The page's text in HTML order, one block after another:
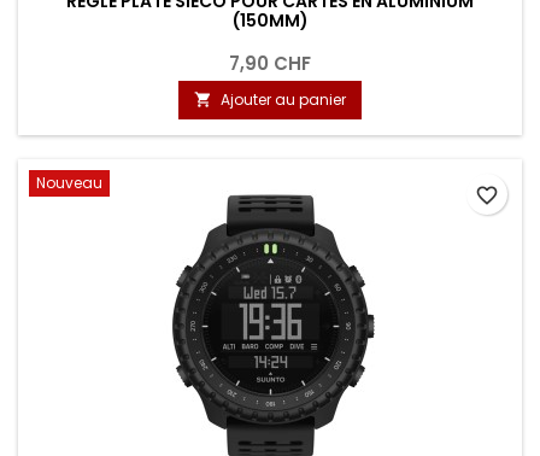
(150MM)
7,90 CHF
 Ajouter au panier
Nouveau
favorite_border